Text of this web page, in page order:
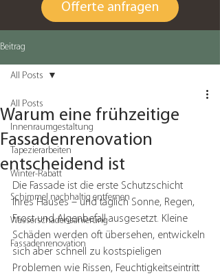
Offerte anfragen
Beitrag
All Posts
Innenraumgestaltung
Tapezierarbeiten
Winter-Rabatt
Schimmel nachhaltig entfernen
Wasserschadensanierung
Fassadenrenovation
All Posts
Warum eine frühzeitige
Fassadenrenovation
entscheidend ist
Die Fassade ist die erste Schutzschicht
Ihres Hauses – und täglich Sonne, Regen,
Frost und Algenbefall ausgesetzt. Kleine
Schäden werden oft übersehen, entwickeln
sich aber schnell zu kostspieligen
Problemen wie Rissen, Feuchtigkeitseintritt